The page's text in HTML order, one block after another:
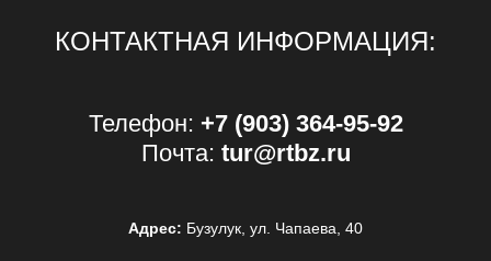
КОНТАКТНАЯ ИНФОРМАЦИЯ:
Телефон: +7 (903) 364-95-92
Почта: tur@rtbz.ru
Адрес: Бузулук, ул. Чапаева, 40